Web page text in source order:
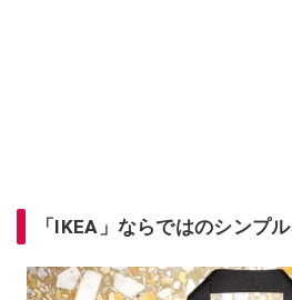
「IKEA」ならではのシンプ